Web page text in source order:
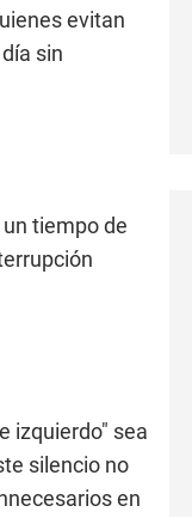
evitan
sin
tiempo de
izquierdo" sea
silencio no
en